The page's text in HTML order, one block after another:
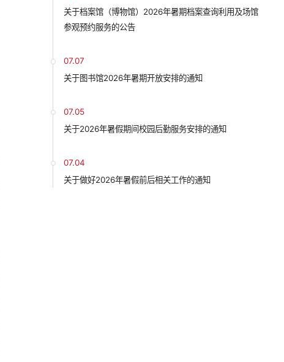
关于档案馆（博物馆）2026年暑期档案查询利用及场馆
参观预约服务的公告
07.07
关于图书馆2026年暑期开放安排的通知
07.05
关于2026年暑假期间校园后勤服务安排的通知
07.04
关于做好2026年暑假前后相关工作的通知